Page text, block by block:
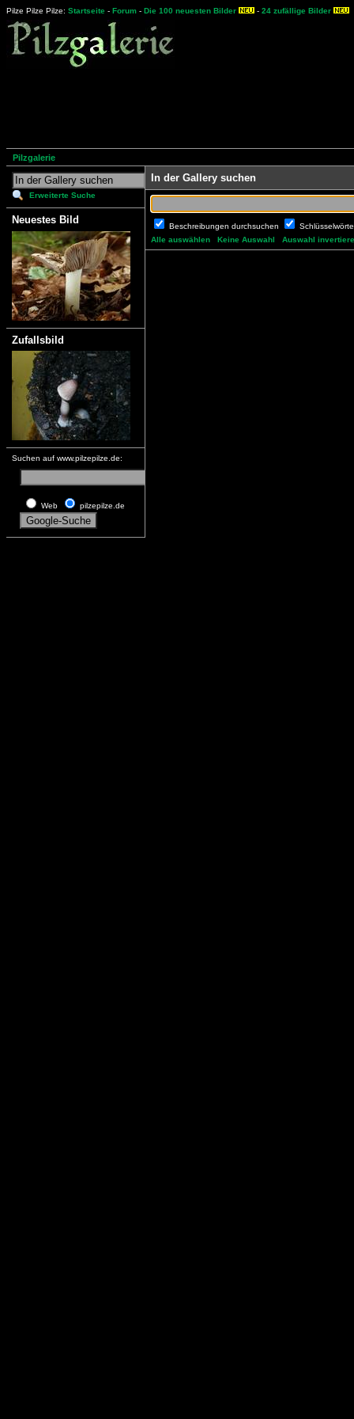
Pilze Pilze Pilze: Startseite - Forum - Die 100 neuesten Bilder - 24 zufällige Bilder
Pilzgalerie
Erweiterte Suche
Neuestes Bild
Zufallsbild
Suchen auf www.pilzepilze.de:
Web pilzepilze.de
In der Gallery suchen
Beschreibungen durchsuchen
Alle auswählen
Keine Auswahl Auswahl